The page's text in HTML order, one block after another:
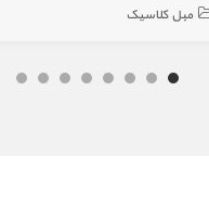
مبل کلاسیک